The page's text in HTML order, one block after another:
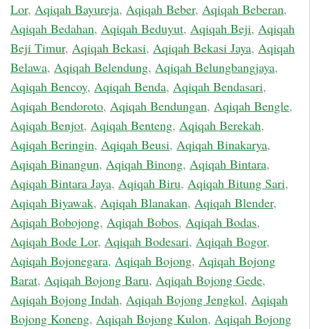
Lor, Aqiqah Bayureja, Aqiqah Beber, Aqiqah Beberan,
Aqiqah Bedahan, Aqiqah Beduyut, Aqiqah Beji, Aqiqah
Beji Timur, Aqiqah Bekasi, Aqiqah Bekasi Jaya, Aqiqah
Belawa, Aqiqah Belendung, Aqiqah Belungbangjaya,
Aqiqah Bencoy, Aqiqah Benda, Aqiqah Bendasari,
Aqiqah Bendoroto, Aqiqah Bendungan, Aqiqah Bengle,
Aqiqah Benjot, Aqiqah Benteng, Aqiqah Berekah,
Aqiqah Beringin, Aqiqah Beusi, Aqiqah Binakarya,
Aqiqah Binangun, Aqiqah Binong, Aqiqah Bintara,
Aqiqah Bintara Jaya, Aqiqah Biru, Aqiqah Bitung Sari,
Aqiqah Biyawak, Aqiqah Blanakan, Aqiqah Blender,
Aqiqah Bobojong, Aqiqah Bobos, Aqiqah Bodas,
Aqiqah Bode Lor, Aqiqah Bodesari, Aqiqah Bogor,
Aqiqah Bojonegara, Aqiqah Bojong, Aqiqah Bojong
Barat, Aqiqah Bojong Baru, Aqiqah Bojong Gede,
Aqiqah Bojong Indah, Aqiqah Bojong Jengkol, Aqiqah
Bojong Koneng, Aqiqah Bojong Kulon, Aqiqah Bojong